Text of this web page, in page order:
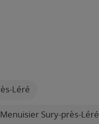
Léré
Menuisier Sury-près-Léré